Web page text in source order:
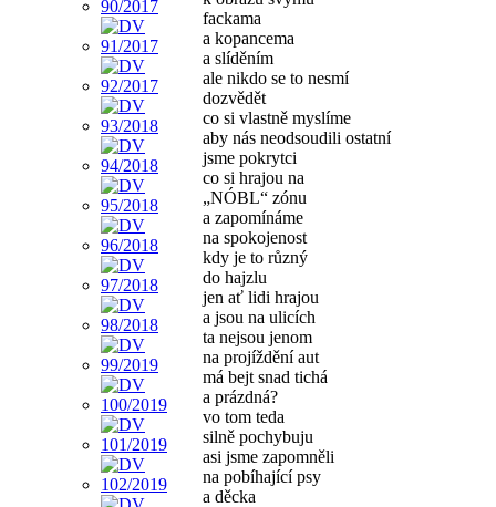
fackama
a kopancema
a slíděním
ale nikdo se to nesmí
dozvědět
co si vlastně myslíme
aby nás neodsoudili ostatní
jsme pokrytci
co si hrajou na
„NÓBL“ zónu
a zapomínáme
na spokojenost
kdy je to různý
do hajzlu
jen ať lidi hrajou
a jsou na ulicích
ta nejsou jenom
na projíždění aut
má bejt snad tichá
a prázdná?
vo tom teda
silně pochybuju
asi jsme zapomněli
na pobíhající psy
a děcka